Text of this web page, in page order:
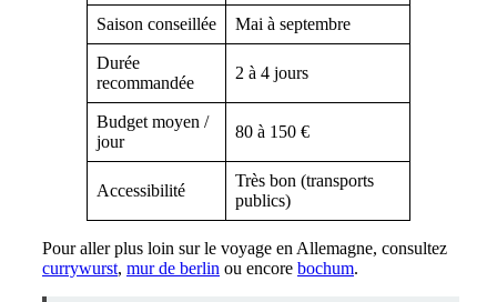
Saison conseillée Mai à septembre
Durée
recommandée
2 à 4 jours
Budget moyen /
jour
80 à 150 €
Accessibilité
Très bon (transports
publics)
Pour aller plus loin sur le voyage en Allemagne, consultez
currywurst, mur de berlin ou encore bochum.